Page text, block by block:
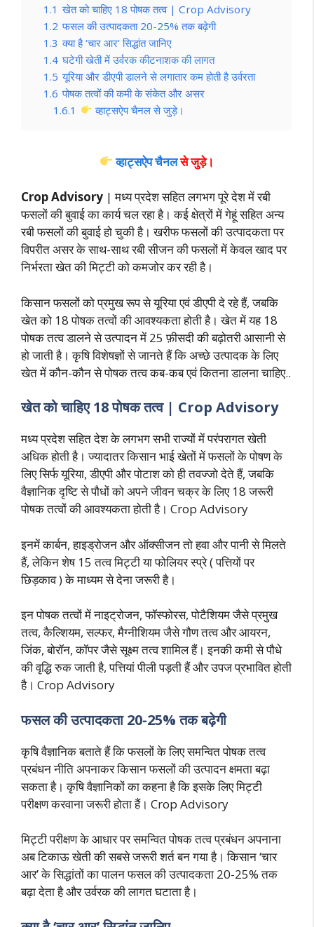
1.1 खेत को चाहिए 18 पोषक तत्व | Crop Advisory
1.2 फसल की उत्पादकता 20-25% तक बढ़ेगी
1.3 क्या है ‘चार आर’ सिद्धांत जानिए
1.4 घटेगी खेती में उर्वरक कीटनाशक की लागत
1.5 यूरिया और डीएपी डालने से लगातार कम होती है उर्वरता
1.6 पोषक तत्वों की कमी के संकेत और असर
1.6.1
व्हाट्सऐप चैनल से जुड़े।
व्हाट्सऐप चैनलसे जुड़े।
Crop Advisory | मध्य प्रदेश सहित लगभग पूरे देश में रबी
फसलों की बुवाई का कार्य चल रहा है। कई क्षेत्रों में गेहूं सहित अन्य
रबी फसलों की बुवाई हो चुकी है। खरीफ फसलों की उत्पादकता पर
विपरीत असर के साथ-साथ रबी सीजन की फसलों में केवल खाद पर
निर्भरता खेत की मिट्टी को कमजोर कर रही है।
किसान फसलों को प्रमुख रूप से यूरिया एवं डीएपी दे रहे हैं, जबकि
खेत को 18 पोषक तत्वों की आवश्यकता होती है। खेत में यह 18
पोषक तत्व डालने से उत्पादन में 25 फ़ीसदी की बढ़ोतरी आसानी से
हो जाती है। कृषि विशेषज्ञों से जानते हैं कि अच्छे उत्पादक के लिए
खेत में कौन-कौन से पोषक तत्व कब-कब एवं कितना डालना चाहिए..
खेत को चाहिए 18 पोषक तत्व | Crop Advisory
मध्य प्रदेश सहित देश के लगभग सभी राज्यों में परंपरागत खेती
अधिक होती है। ज्यादातर किसान भाई खेतों में फसलों के पोषण के
लिए सिर्फ यूरिया, डीएपी और पोटाश को ही तवज्जो देते हैं, जबकि
वैज्ञानिक दृष्टि से पौधों को अपने जीवन चक्र के लिए 18 जरूरी
पोषक तत्वों की आवश्यकता होती है। Crop Advisory
इनमें कार्बन, हाइड्रोजन और ऑक्सीजन तो हवा और पानी से मिलते
हैं, लेकिन शेष 15 तत्व मिट्टी या फोलियर स्प्रे ( पत्तियों पर
छिड़काव ) के माध्यम से देना जरूरी है।
इन पोषक तत्वों में नाइट्रोजन, फॉस्फोरस, पोटैशियम जैसे प्रमुख
तत्व, कैल्शियम, सल्फर, मैग्नीशियम जैसे गौण तत्व और आयरन,
जिंक, बोरॉन, कॉपर जैसे सूक्ष्म तत्व शामिल हैं। इनकी कमी से पौधे
की वृद्धि रुक जाती है, पत्तियां पीली पड़ती हैं और उपज प्रभावित होती
है। Crop Advisory
फसल की उत्पादकता 20-25% तक बढ़ेगी
कृषि वैज्ञानिक बताते हैं कि फसलों के लिए समन्वित पोषक तत्व
प्रबंधन नीति अपनाकर किसान फसलों की उत्पादन क्षमता बढ़ा
सकता है। कृषि वैज्ञानिकों का कहना है कि इसके लिए मिट्टी
परीक्षण करवाना जरूरी होता हैं। Crop Advisory
मिट्टी परीक्षण के आधार पर समन्वित पोषक तत्व प्रबंधन अपनाना
अब टिकाऊ खेती की सबसे जरूरी शर्त बन गया है। किसान ‘चार
आर’ के सिद्धांतों का पालन फसल की उत्पादकता 20-25% तक
बढ़ा देता है और उर्वरक की लागत घटाता है।